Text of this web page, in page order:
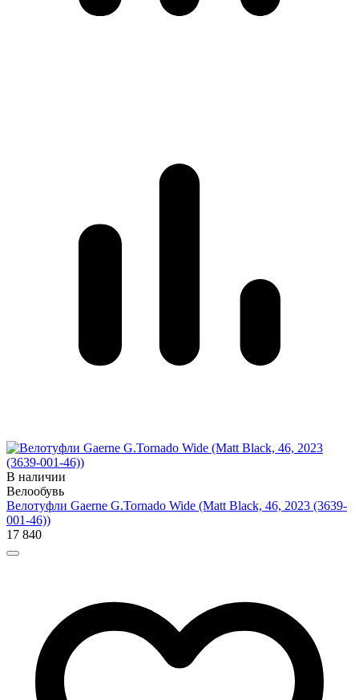
В наличии
Велообувь
Велотуфли Gaerne G.Tornado Wide (Matt Black, 46, 2023 (3639-
001-46))
17 840